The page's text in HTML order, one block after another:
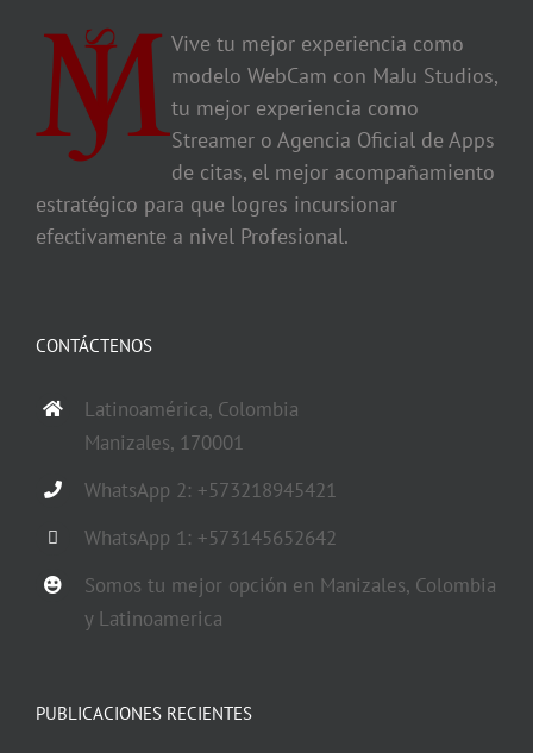
Vive tu mejor experiencia como
modelo WebCam con MaJu Studios,
tu mejor experiencia como
Streamer o Agencia Oficial de Apps
de citas, el mejor acompañamiento
estratégico para que logres incursionar
efectivamente a nivel Profesional.
CONTÁCTENOS
Latinoamérica, Colombia
Manizales, 170001
WhatsApp 2: +573218945421
WhatsApp 1: +573145652642
Somos tu mejor opción en Manizales, Colombia
y Latinoamerica
PUBLICACIONES RECIENTES